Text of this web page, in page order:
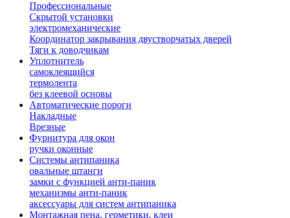
Профессиональные
Скрытой установки
электромеханические
Координатор закрывания двустворчатых дверей
Тяги к доводчикам
Уплотнитель
самоклеящийся
термолента
без клеевой основы
Автоматические пороги
Накладные
Врезные
Фурнитура для окон
ручки оконные
Системы антипаника
овальные штанги
замки с функцией анти-паник
механизмы анти-паник
аксессуары для систем антипаника
Монтажная пена, герметики, клеи